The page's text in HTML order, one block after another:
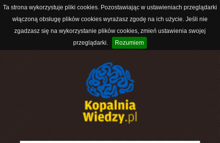
Ta strona wykorzystuje pliki cookies. Pozostawiając w ustawieniach przeglądarki
włączoną obsługę plików cookies wyrażasz zgodę na ich użycie. Jeśli nie
zgadzasz się na wykorzystanie plików cookies, zmień ustawienia swojej
przeglądarki.
Rozumiem